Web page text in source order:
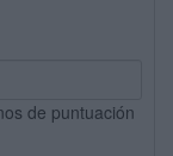
de puntuación